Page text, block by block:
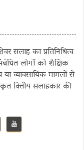
सलाह का प्रतिनिधित्व
लोगों को शैक्षिक
या व्यावसायिक मामलों से
सलाहकार की